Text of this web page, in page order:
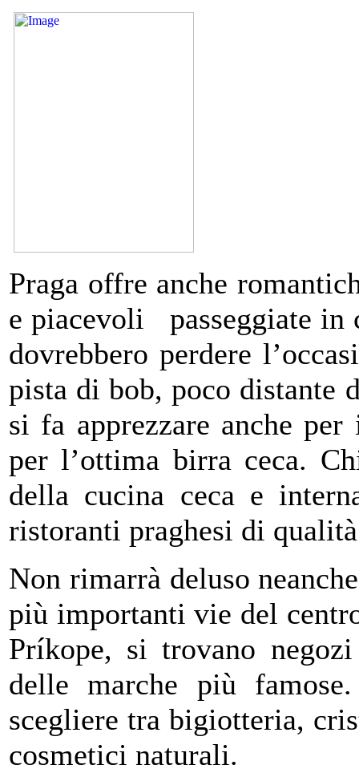
Praga offre anche
e piacevoli passeggiate
dovrebbero perdere
pista di bob, poco distante
si fa apprezzare anche
per l’ottima birra ceca.
della cucina ceca e
ristoranti praghesi di
Non rimarrà deluso
più importanti vie del
Príkope, si trovano
delle marche più
scegliere tra bigiotteria,
cosmetici naturali.